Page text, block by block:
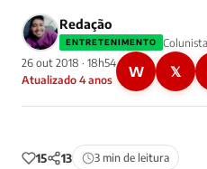
Redação
ENTRETENIMENTO
Colunista
26 out 2018 · 18h54
Atualizado 4 anos
W 𝕏
15 13 3 min de leitura